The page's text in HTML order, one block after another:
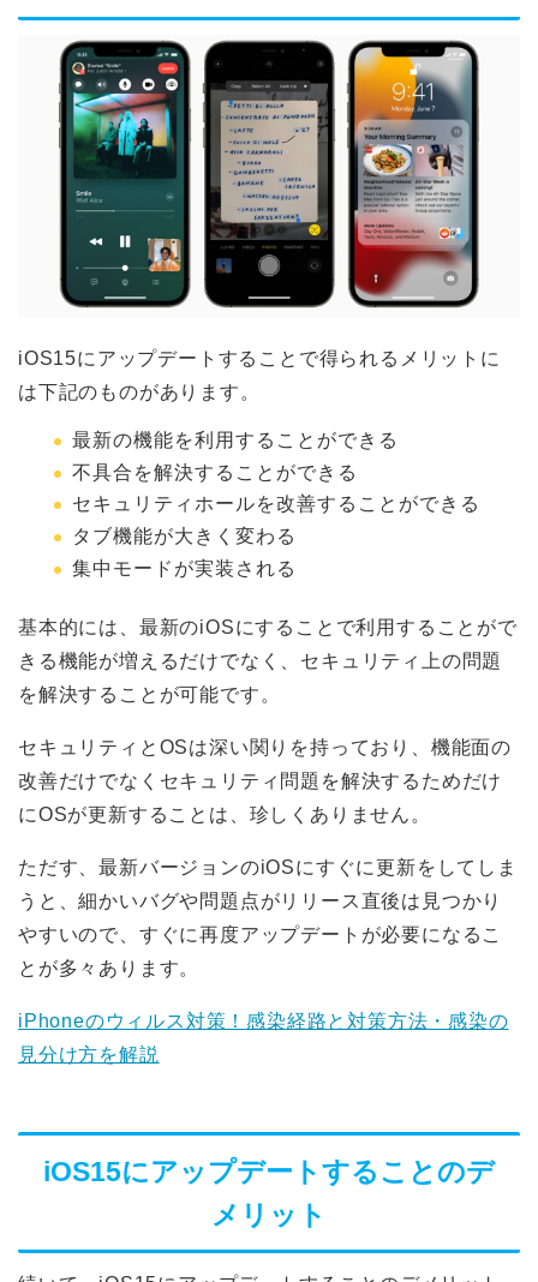
iOS15にアップデートすることで得られるメリットに
は下記のものがあります。
最新の機能を利用することができる
不具合を解決することができる
セキュリティホールを改善することができる
タブ機能が大きく変わる
集中モードが実装される
基本的には、最新のiOSにすることで利用することがで
きる機能が増えるだけでなく、セキュリティ上の問題
を解決することが可能です。
セキュリティとOSは深い関りを持っており、機能面の
改善だけでなくセキュリティ問題を解決するためだけ
にOSが更新することは、珍しくありません。
ただす、最新バージョンのiOSにすぐに更新をしてしま
うと、細かいバグや問題点がリリース直後は見つかり
やすいので、すぐに再度アップデートが必要になるこ
とが多々あります。
iPhoneのウィルス対策！感染経路と対策方法・感染の
見分け方を解説
iOS15にアップデートすることのデ
メリット